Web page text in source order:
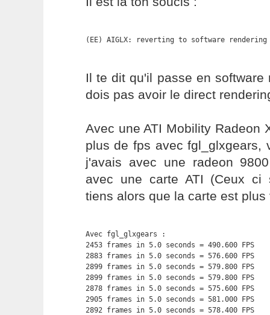
(EE) AIGLX: reverting to software rendering
Il te dit qu'il passe en software
dois pas avoir le direct
Avec une ATI Mobility Radeon
plus de fps avec fgl_glxgears,
j'avais avec une radeon
avec une carte ATI (Ceux ci
tiens alors que la carte est plus
Avec fgl_glxgears :
2453 frames in 5.0 seconds = 490.600 FPS
2883 frames in 5.0 seconds = 576.600 FPS
2899 frames in 5.0 seconds = 579.800 FPS
2899 frames in 5.0 seconds = 579.800 FPS
2878 frames in 5.0 seconds = 575.600 FPS
2905 frames in 5.0 seconds = 581.000 FPS
2892 frames in 5.0 seconds = 578.400 FPS